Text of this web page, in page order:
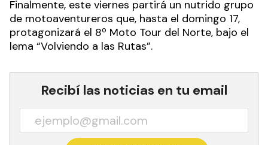
Finalmente, este viernes partirá un nutrido grupo
de motoaventureros que, hasta el domingo 17,
protagonizará el 8º Moto Tour del Norte, bajo el
lema “Volviendo a las Rutas”.
Recibí las noticias en tu email